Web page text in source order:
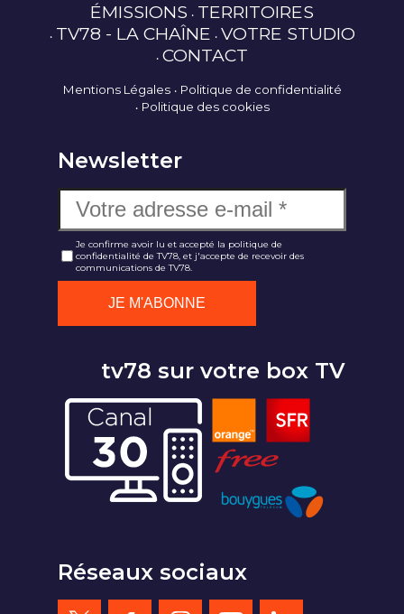
ÉMISSIONS TERRITOIRES
TV78 - LA CHAÎNE VOTRE STUDIO
CONTACT
Mentions Légales
Politique de confidentialité
Politique des cookies
Newsletter
Je confirme avoir lu et accepté la politique de
confidentialité de TV78, et j'accepte de recevoir des
communications de TV78.
tv78 sur votre box TV
Réseaux sociaux